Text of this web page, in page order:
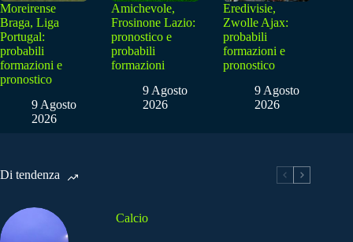
Moreirense
Braga, Liga
Portugal:
probabili
formazioni e
pronostico
9 Agosto
2026
Amichevole,
Frosinone Lazio:
pronostico e
probabili
formazioni
9 Agosto
2026
Eredivisie,
Zwolle Ajax:
probabili
formazioni e
pronostico
9 Agosto
2026
Di tendenza
Calcio